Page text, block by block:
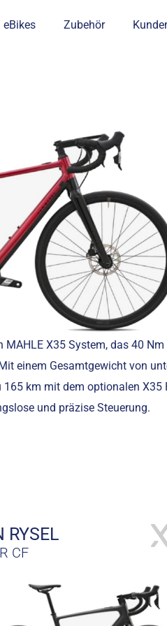
eBikes Zubehör
X35 System, das 40
einem Gesamtgewicht von
km mit dem optionalen X35
und präzise Steuerung.
RYSEL
CF